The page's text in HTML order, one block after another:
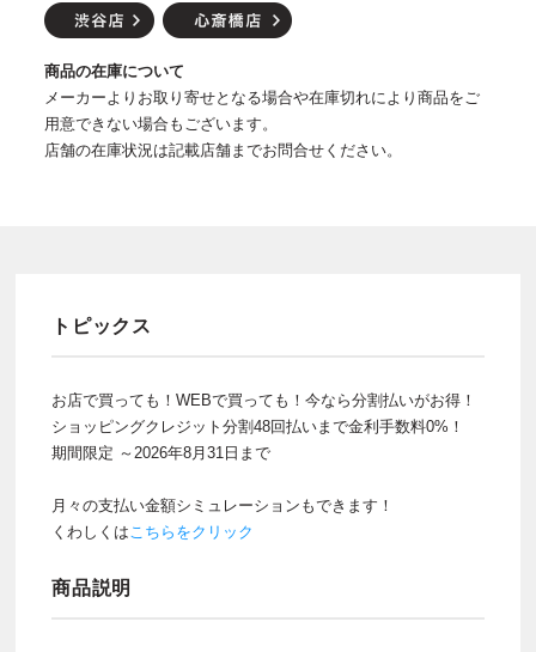
商品の在庫について
メーカーよりお取り寄せとなる場合や在庫切れにより商品をご
用意できない場合もございます。
店舗の在庫状況は記載店舗までお問合せください。
トピックス
お店で買っても！WEBで買っても！今なら分割払いがお得！
ショッピングクレジット分割48回払いまで金利手数料0%！
期間限定 ～2026年8月31日まで
月々の支払い金額シミュレーションもできます！
くわしくはこちらをクリック
商品説明